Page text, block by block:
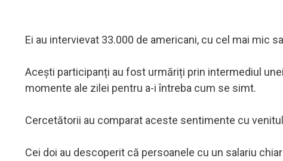
Ei au intervievat 33.000 de americani, cu cel mai mic
Acești participanți au fost urmăriți prin intermediul
momente ale zilei pentru a-i întreba cum se simt.
Cercetătorii au comparat aceste sentimente cu
Cei doi au descoperit că persoanele cu un salariu